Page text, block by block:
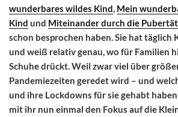
wunderbares wildes Kind, Mein
Kind und Miteinander durch die Pubertät
schon besprochen haben. Sie hat
und weiß relativ genau, wo für Familien
Schuhe drückt. Weil zwar viel über
Pandemiezeiten geredet wird – und
und ihre Lockdowns für sie gehabt
mit ihr nun einmal den Fokus auf die